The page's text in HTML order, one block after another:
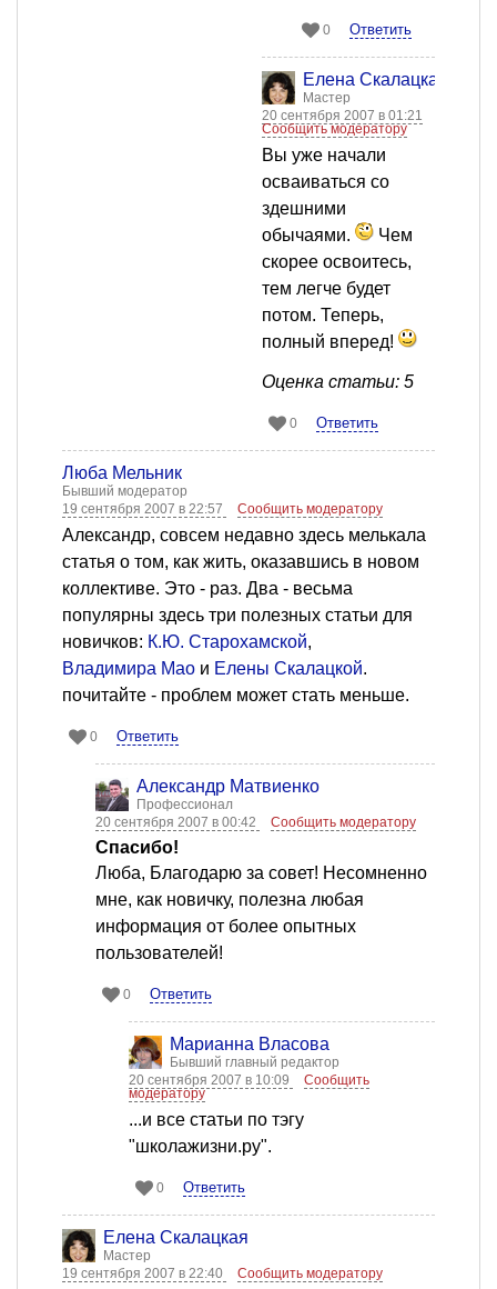
0 Ответить
Елена Скалацкая
Мастер
20 сентября 2007 в 01:21
Сообщить модератору
Вы уже начали
осваиваться со
здешними
обычаями.
Чем
скорее освоитесь,
тем легче будет
потом. Теперь,
полный вперед!
Оценка статьи: 5
0 Ответить
Люба Мельник
Бывший модератор
19 сентября 2007 в 22:57
Сообщить модератору
Александр, совсем недавно здесь мелькала
статья о том, как жить, оказавшись в новом
коллективе. Это - раз. Два - весьма
популярны здесь три полезных статьи для
новичков: К.Ю. Старохамской,
Владимира Мао и Елены Скалацкой.
почитайте - проблем может стать меньше.
0 Ответить
Александр Матвиенко
Профессионал
20 сентября 2007 в 00:42
Сообщить модератору
Спасибо!
Люба, Благодарю за совет! Несомненно
мне, как новичку, полезна любая
информация от более опытных
пользователей!
0 Ответить
Марианна Власова
Бывший главный редактор
20 сентября 2007 в 10:09
Сообщить
модератору
...и все статьи по тэгу
"школажизни.ру".
0 Ответить
Елена Скалацкая
Мастер
19 сентября 2007 в 22:40
Сообщить модератору